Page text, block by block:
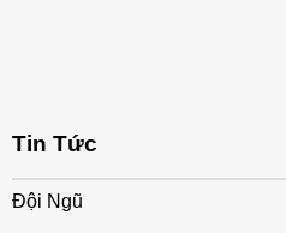
Tin Tức
Đội Ngũ